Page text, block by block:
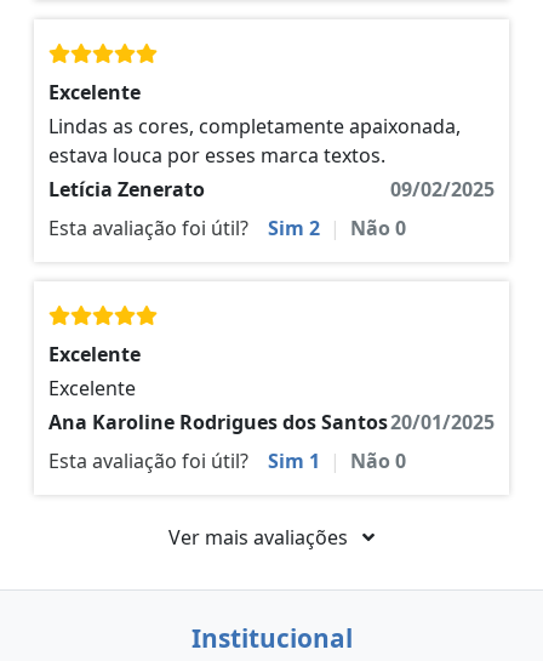
Excelente
Lindas as cores, completamente apaixonada,
estava louca por esses marca textos.
Letícia Zenerato
09/02/2025
Esta avaliação foi útil?
Sim 2 | Não0
Excelente
Excelente
Ana Karoline Rodrigues dos Santos20/01/2025
Esta avaliação foi útil?
Sim 1 | Não0
Ver mais avaliações
Institucional